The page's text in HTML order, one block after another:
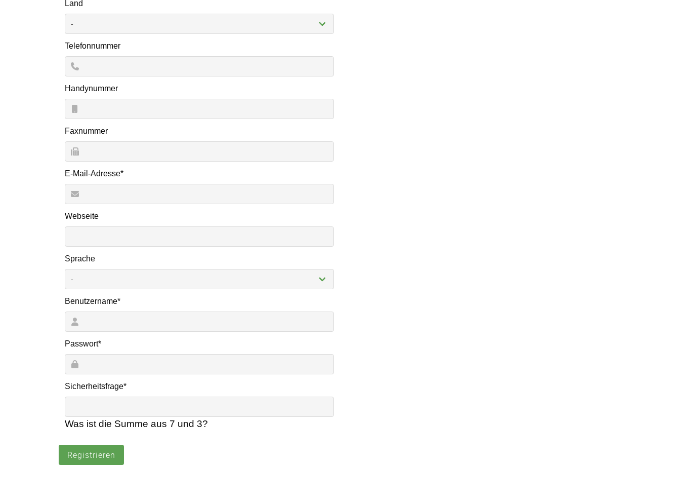
Land
Telefonnummer
Handynummer
Faxnummer
Pflichtfeld
E-Mail-Adresse*
Webseite
Sprache
Pflichtfeld
Benutzername*
Pflichtfeld
Passwort*
Pflichtfeld
Sicherheitsfrage*
Was ist die Summe aus 7 und 3?
Registrieren